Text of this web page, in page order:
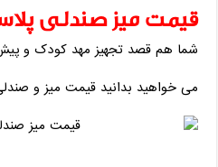
قیمت میز صندلی
شما هم قصد تجهیز مهد کودک و
می خواهید بدانید قیمت میز و